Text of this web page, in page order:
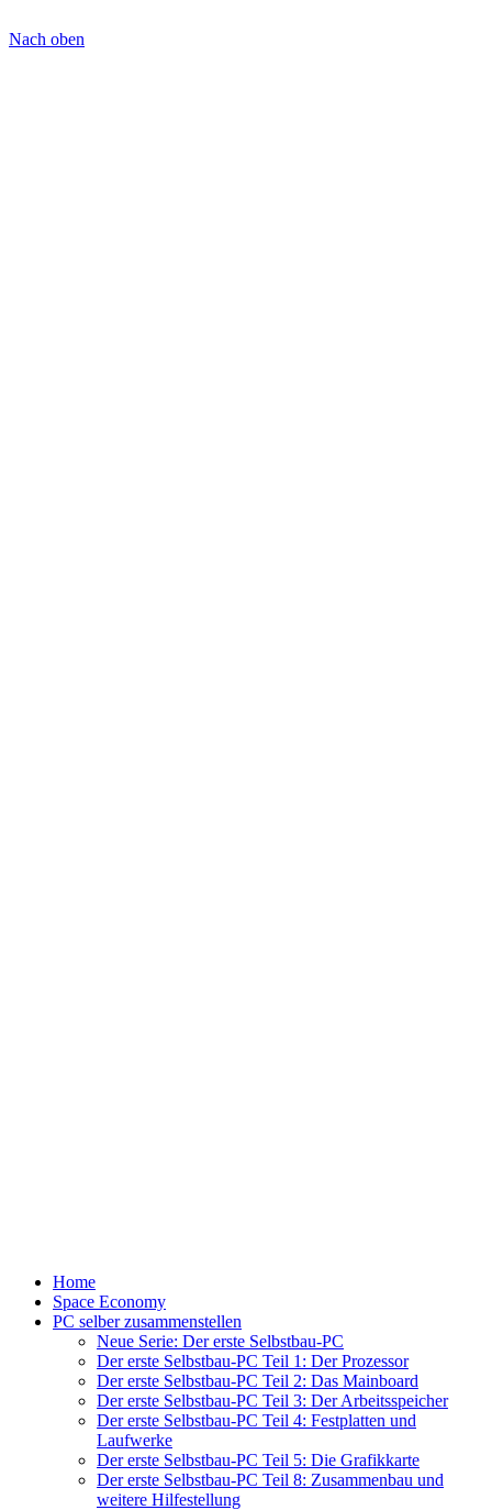
Nach oben
Home
Space Economy
PC selber zusammenstellen
Neue Serie: Der erste Selbstbau-PC
Der erste Selbstbau-PC Teil 1: Der Prozessor
Der erste Selbstbau-PC Teil 2: Das Mainboard
Der erste Selbstbau-PC Teil 3: Der Arbeitsspeicher
Der erste Selbstbau-PC Teil 4: Festplatten und
Laufwerke
Der erste Selbstbau-PC Teil 5: Die Grafikkarte
Der erste Selbstbau-PC Teil 8: Zusammenbau und
weitere Hilfestellung